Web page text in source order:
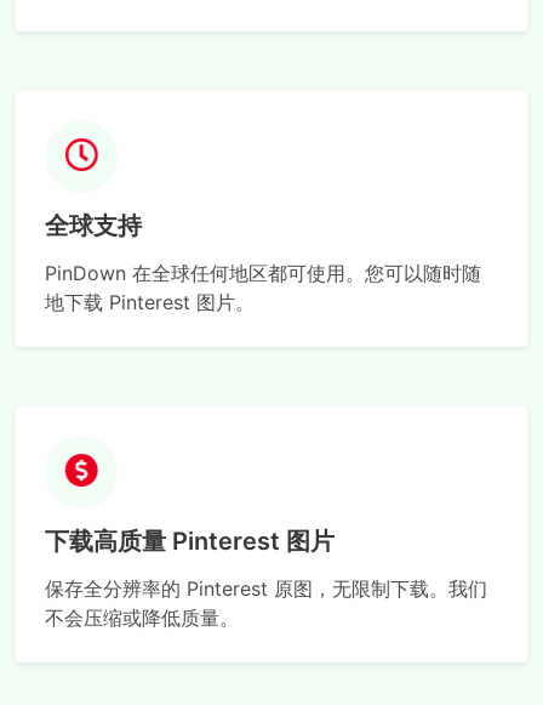
全球支持
PinDown 在全球任何地区都可使用。您可以随时随
地下载 Pinterest 图片。
下载高质量 Pinterest 图片
保存全分辨率的 Pinterest 原图，无限制下载。我们
不会压缩或降低质量。